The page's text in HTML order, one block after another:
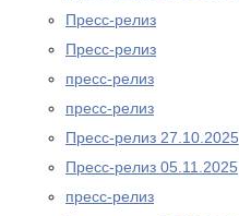
Пресс-релиз
Пресс-релиз
пресс-релиз
пресс-релиз
Пресс-релиз 27.10.2025
Пресс-релиз 05.11.2025
пресс-релиз